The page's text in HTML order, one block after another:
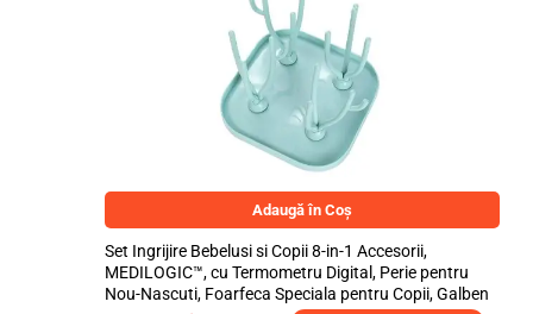
Adaugă în Coș
Set Ingrijire Bebelusi si Copii 8-in-1 Accesorii,
MEDILOGIC™, cu Termometru Digital, Perie pentru
Nou-Nascuti, Foarfeca Speciala pentru Copii, Galben